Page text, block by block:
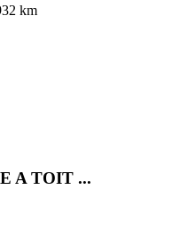
km
A TOIT ...